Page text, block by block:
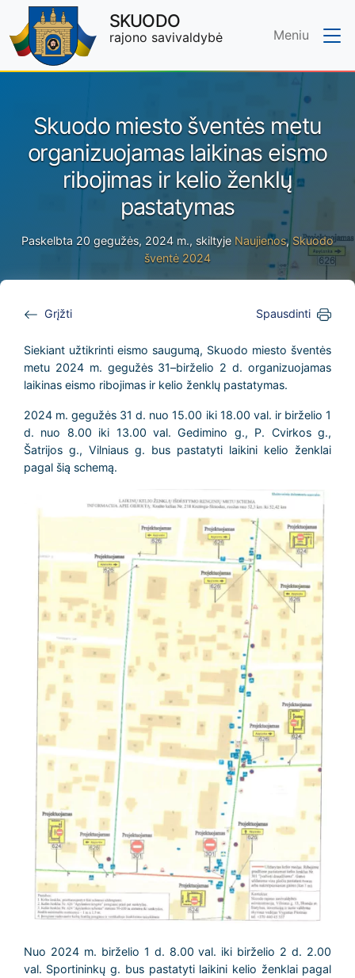
Skip to main content
SKUODO
rajono savivaldybė Meniu
Skuodo miesto šventės metu
organizuojamas laikinas eismo
ribojimas ir kelio ženklų
pastatymas
Paskelbta 20 gegužės, 2024 m., skiltyje Naujienos, Skuodo
šventė 2024
Grįžti Spausdinti
Siekiant užtikrinti eismo saugumą, Skuodo miesto šventės
metu 2024 m. gegužės 31–birželio 2 d. organizuojamas
laikinas eismo ribojimas ir kelio ženklų pastatymas.
2024 m. gegužės 31 d. nuo 15.00 iki 18.00 val. ir birželio 1
d. nuo 8.00 iki 13.00 val. Gedimino g., P. Cvirkos g.,
Šatrijos g., Vilniaus g. bus pastatyti laikini kelio ženklai
pagal šią schemą.
Nuo 2024 m. birželio 1 d. 8.00 val. iki birželio 2 d. 2.00
val. Sportininkų g. bus pastatyti laikini kelio ženklai pagal